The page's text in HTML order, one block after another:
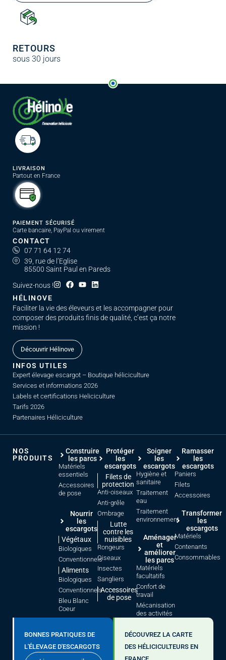
RETOURS
sous 30 jours
LIVRAISON
Partout en France
PAIEMENT SÉCURISÉ
Carte bancaire, PayPal ou virement
CONTACT
07 71 64 12 74
39, rue de l’Eglise
85500 Saint Paul en Pareds
Suivez-nous !
HÉLINOVE
Faciliter la vie des éleveurs et les accompagner pour
composer des produits finis de qualité, c’est ça notre
mission !
Découvrir Hélinove
INFOS UTILES
Expert élevage escargot – Boutique héliciculture
Services et informations 2026
Labels et certifications Heliciculture
Tarifs 2026
Partenaires Héliciculture
BONNES PRATIQUES DE
L'ÉLEVAGE D'ESCARGOTS
DÉCOUVREZ LA CARTE
DES HÉLICICULTEURS EN
NOS
PRODUITS
Construire
les parcs
Matériels
essentiels
Accessoires
de pose
Nourrir
les
escargots
Végétaux
Biologiques
Conventionnels
Aliments
Biologiques
Conventionnels
Bleu Blanc
Coeur
Protéger
les
escargots
Filets de
protection
Anti-oiseaux
Anti-grêle
Ombrage
Lutte
contre les
nuisibles
Rongeurs
Oiseaux
Insectes
Sangliers
Accessoires
de pose
Soigner
les
escargots
Hygiène et
sanitaire
Traitement
eau
Traitement
environnement
Aménager
et
améliorer
les parcs
Matériels
facultatifs
Confort de
travail
Mécanisation
des activités
Ramasser
les
escargots
Paniers
Filets
Accessoires
Transformer
les
escargots
Matériels
Contenants
Consommables